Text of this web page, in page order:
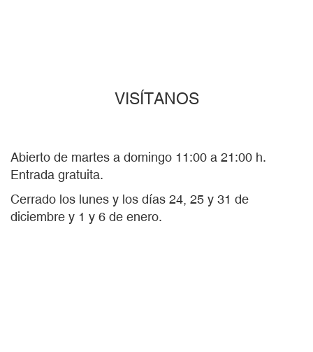
VISÍTANOS
Abierto de martes a domingo 11:00 a 21:00 h.
Entrada gratuita.
Cerrado los lunes y los días 24, 25 y 31 de
diciembre y 1 y 6 de enero.